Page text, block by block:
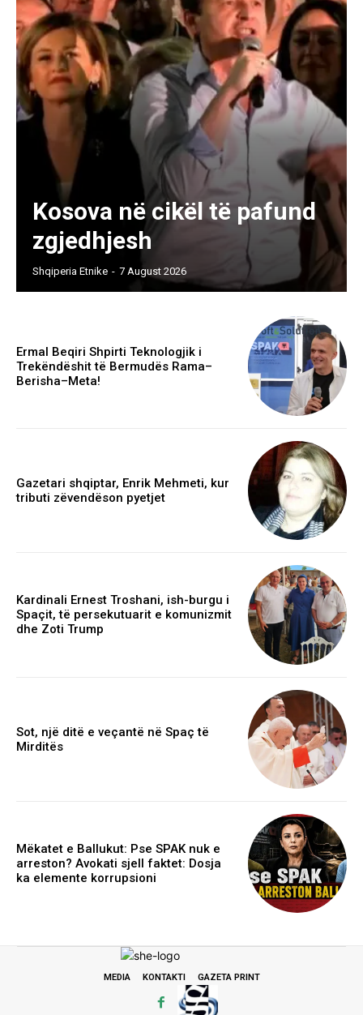
Kosova në cikël të pafund
zgjedhjesh
Shqiperia Etnike - 7 August 2026
Ermal Beqiri Shpirti Teknologjik i
Trekëndëshit të Bermudës Rama–
Berisha–Meta!
Gazetari shqiptar, Enrik Mehmeti, kur
tributi zëvendëson pyetjet
Kardinali Ernest Troshani, ish-burgu i
Spaçit, të persekutuarit e komunizmit
dhe Zoti Trump
Sot, një ditë e veçantë në Spaç të
Mirditës
Mëkatet e Ballukut: Pse SPAK nuk e
arreston? Avokati sjell faktet: Dosja
ka elemente korrupsioni
MEDIA KONTAKTI GAZETA PRINT